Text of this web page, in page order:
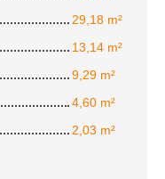
29,18 m²
13,14 m²
9,29 m²
4,60 m²
2,03 m²